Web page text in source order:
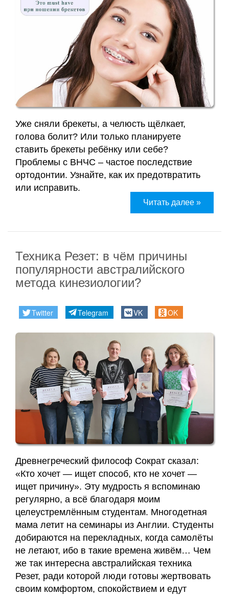
Уже сняли брекеты, а челюсть щёлкает,
голова болит? Или только планируете
ставить брекеты ребёнку или себе?
Проблемы с ВНЧС – частое последствие
ортодонтии. Узнайте, как их предотвратить
или исправить.
Читать далее »
Техника Резет: в чём причины
популярности австралийского
метода кинезиологии?
Twitter Telegram VK OK
Древнегреческий философ Сократ сказал:
«Кто хочет — ищет способ, кто не хочет —
ищет причину». Эту мудрость я вспоминаю
регулярно, а всё благодаря моим
целеустремлённым студентам. Многодетная
мама летит на семинары из Англии. Студенты
добираются на перекладных, когда самолёты
не летают, ибо в такие времена живём… Чем
же так интересна австралийская техника
Резет, ради которой люди готовы жертвовать
своим комфортом, спокойствием и едут